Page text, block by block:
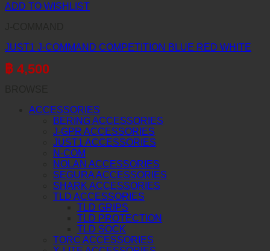
ADD TO WISHLIST
JUST1 J-COMMAND COMPETITION BLUE RED WHITE
฿ 4,500
ACCESSORIES
BERING ACCESSORIES
J-GPR ACCESSORIES
JUST1 ACCESSORIES
N-COM
NOLAN ACCESSORIES
SEGURA ACCESSORIES
SHARK ACCESSORIES
TLD ACCESSORIES
TLD GRIPS
TLD PROTECTION
TLD SOCK
TORC ACCESSORIES